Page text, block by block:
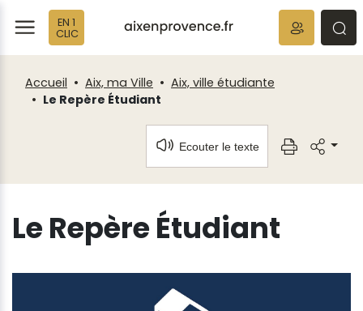
EN 1
CLIC
Accueil Aix, ma Ville
Aix, ville étudiante
Le Repère Étudiant
Ecouter le texte
Le Repère Étudiant
Fenêtre
de
chat
Panneau de gestion des cookies